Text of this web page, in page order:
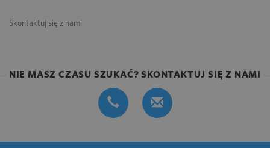
Skontaktuj się z nami
NIE MASZ CZASU SZUKAĆ? SKONTAKTUJ SIĘ Z NAMI